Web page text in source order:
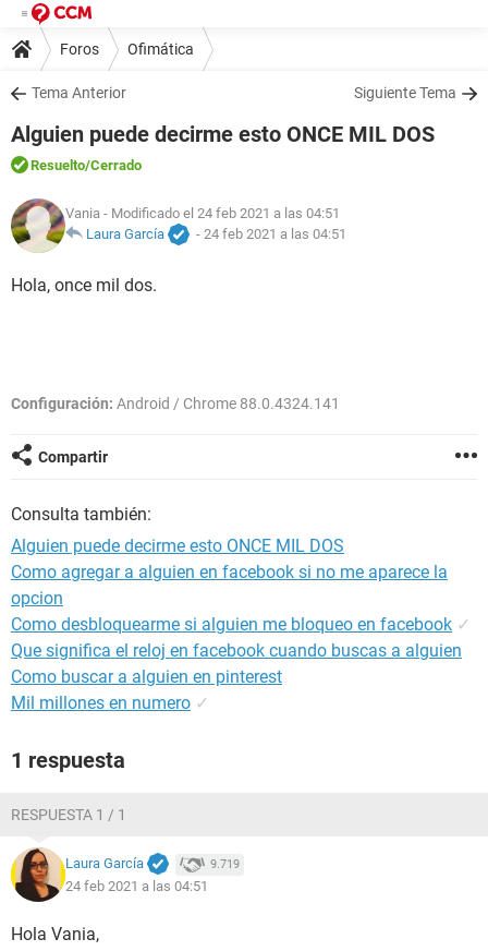
Foros Ofimática
Tema Anterior Siguiente Tema
Alguien puede decirme esto ONCE MIL DOS
Resuelto/Cerrado
Vania - Modificado el 24 feb 2021 a las 04:51
Laura García
- 24 feb 2021 a las 04:51
Hola, once mil dos.
Configuración: Android / Chrome 88.0.4324.141
Compartir
Consulta también:
Alguien puede decirme esto ONCE MIL DOS
Como agregar a alguien en facebook si no me aparece la
opcion
Como desbloquearme si alguien me bloqueo en facebook ✓
Que significa el reloj en facebook cuando buscas a alguien
Como buscar a alguien en pinterest
Mil millones en numero ✓
1 respuesta
RESPUESTA 1 / 1
Laura García 9.719
24 feb 2021 a las 04:51
Hola Vania,